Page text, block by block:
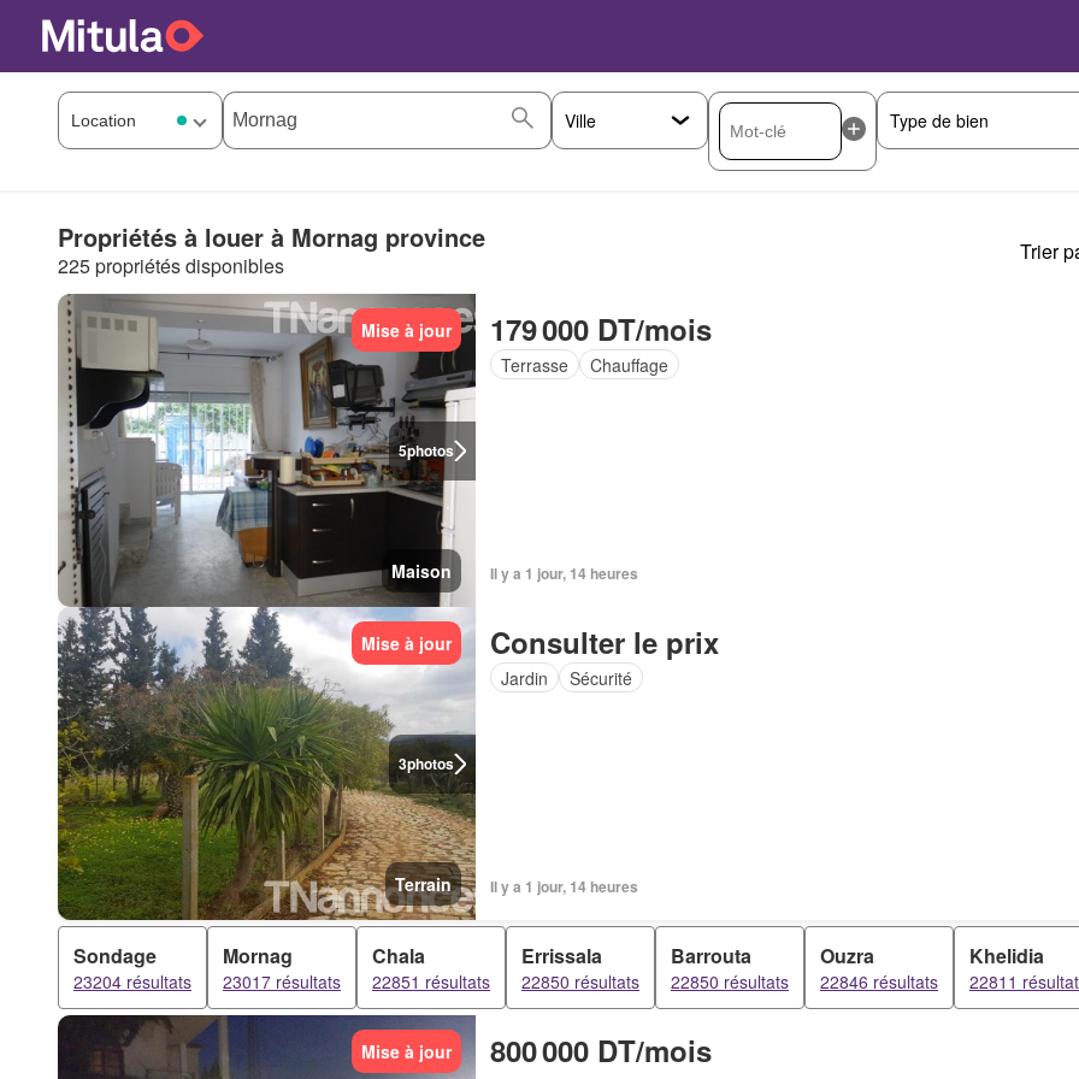
Propriétés à louer à Mornag province
225 propriétés disponibles
Trier
5photos
Mise à jour
Maison
179 000 DT/mois
Terrasse Chauffage
Il y a 1 jour, 14 heures
3photos
Mise à jour
Terrain
Consulter le prix
Jardin Sécurité
Il y a 1 jour, 14 heures
Sondage
23204 résultats
Mornag
23017 résultats
Chala
22851 résultats
Errissala
22850 résultats
Barrouta
22850 résultats
Ouzra
22846 résultats
Khelidia
22811
Mise à jour 800 000 DT/mois